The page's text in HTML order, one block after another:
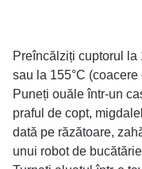
Preîncălziți cuptorul la
sau la 155°C
Puneți ouăle într-un
praful de copt,
dată pe răzătoare,
unui robot de